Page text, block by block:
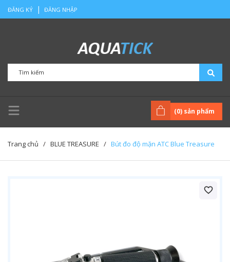
ĐĂNG KÝ | ĐĂNG NHẬP
(0) sản phẩm
Trang chủ / BLUE TREASURE / Bút đo độ mặn ATC Blue Treasure